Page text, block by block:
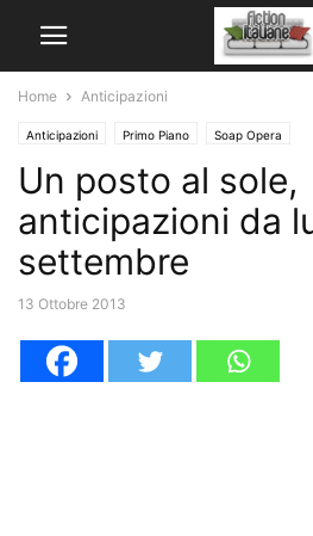
Home Anticipazioni
Anticipazioni Primo Piano Soap Opera
Un posto al sole,
anticipazioni da
settembre
13 Ottobre 2013